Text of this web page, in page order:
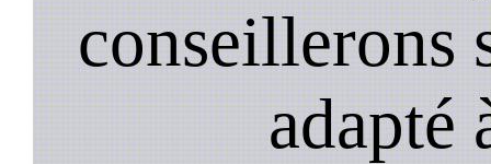
conseillerons
adapté